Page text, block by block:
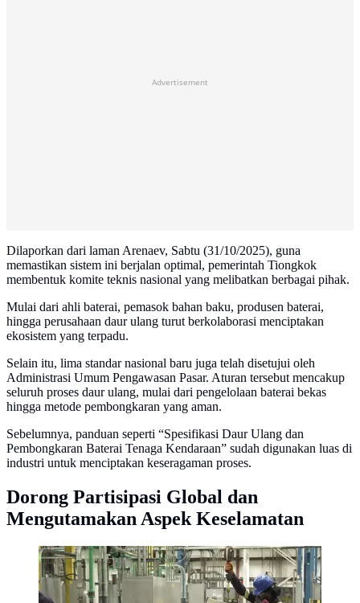
Advertisement
Dilaporkan dari laman Arenaev, Sabtu (31/10/2025), guna
memastikan sistem ini berjalan optimal, pemerintah Tiongkok
membentuk komite teknis nasional yang melibatkan berbagai pihak.
Mulai dari ahli baterai, pemasok bahan baku, produsen baterai,
hingga perusahaan daur ulang turut berkolaborasi menciptakan
ekosistem yang terpadu.
Selain itu, lima standar nasional baru juga telah disetujui oleh
Administrasi Umum Pengawasan Pasar. Aturan tersebut mencakup
seluruh proses daur ulang, mulai dari pengelolaan baterai bekas
hingga metode pembongkaran yang aman.
Sebelumnya, panduan seperti “Spesifikasi Daur Ulang dan
Pembongkaran Baterai Tenaga Kendaraan” sudah digunakan luas di
industri untuk menciptakan keseragaman proses.
Dorong Partisipasi Global dan
Mengutamakan Aspek Keselamatan
Aspek keselamatan menjadi yang utama dalam daur
ulang baterai (Arenaev)